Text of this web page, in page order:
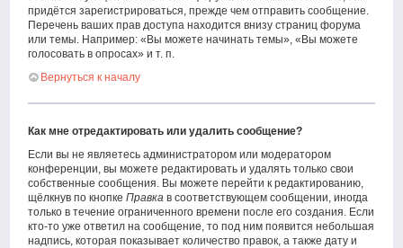
придётся зарегистрироваться, прежде чем отправить сообщение.
Перечень ваших прав доступа находится внизу страниц форума
или темы. Например: «Вы можете начинать темы», «Вы можете
голосовать в опросах» и т. п.
Вернуться к началу
Как мне отредактировать или удалить сообщение?
Если вы не являетесь администратором или модератором
конференции, вы можете редактировать и удалять только свои
собственные сообщения. Вы можете перейти к редактированию,
щёлкнув по кнопкеПравка в соответствующем сообщении, иногда
только в течение ограниченного времени после его создания. Если
кто-то уже ответил на сообщение, то под ним появится небольшая
надпись, которая показывает количество правок, а также дату и